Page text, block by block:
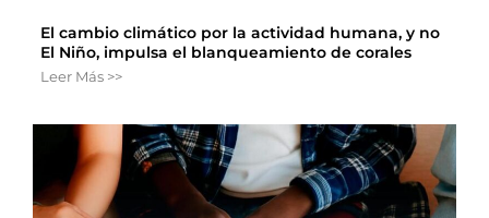
El cambio climático por la actividad humana, y no
El Niño, impulsa el blanqueamiento de corales
Leer Más >>